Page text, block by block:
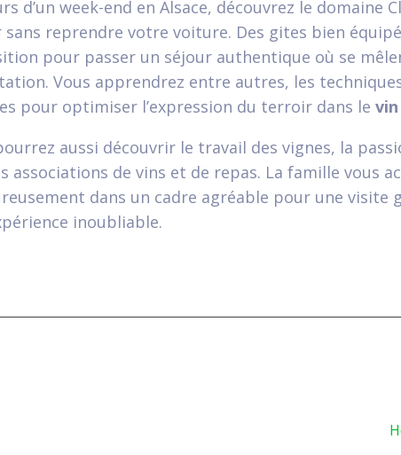
d’un week-end en Alsace, découvrez le domaine
sans reprendre votre voiture. Des gites bien
pour passer un séjour authentique où se
Vous apprendrez entre autres, les
pour optimiser l’expression du terroir dans le vin
aussi découvrir le travail des vignes, la
associations de vins et de repas. La famille vous
dans un cadre agréable pour une visite
inoubliable.